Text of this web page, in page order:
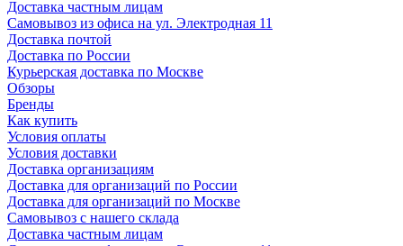
Доставка частным лицам
Самовывоз из офиса на ул. Электродная 11
Доставка почтой
Доставка по России
Курьерская доставка по Москве
Обзоры
Бренды
Как купить
Условия оплаты
Условия доставки
Доставка организациям
Доставка для организаций по России
Доставка для организаций по Москве
Самовывоз с нашего склада
Доставка частным лицам